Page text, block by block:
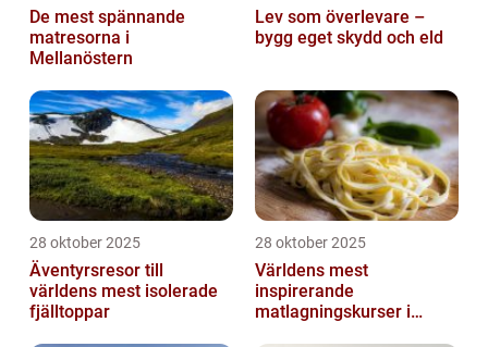
De mest spännande
matresorna i
Mellanöstern
Lev som överlevare –
bygg eget skydd och eld
28 oktober 2025
Äventyrsresor till
världens mest isolerade
fjälltoppar
28 oktober 2025
Världens mest
inspirerande
matlagningskurser i